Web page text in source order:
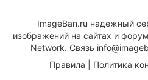
ImageBan.ru надежный
изображений на сайтах и
Network. Связь
Правила
Политика